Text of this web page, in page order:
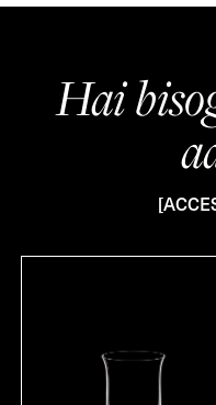
Hai